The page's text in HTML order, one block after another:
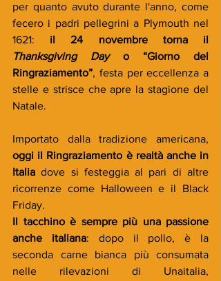
per quanto avuto durante l'anno, come
fecero i padri pellegrini a Plymouth nel
1621: il
24 novembre torna il
Thanksgiving Day o
“Giorno del
Ringraziamento”, festa per eccellenza a
stelle e strisce che apre la stagione del
Natale.
Importato dalla tradizione americana,
oggi il Ringraziamento è realtà anche in
Italia dove si festeggia al pari di altre
ricorrenze come Halloween e il Black
Friday.
Il tacchino è sempre più una passione
anche italiana: dopo il pollo, è la
seconda carne bianca più consumata
nelle rilevazioni di Unaitalia,